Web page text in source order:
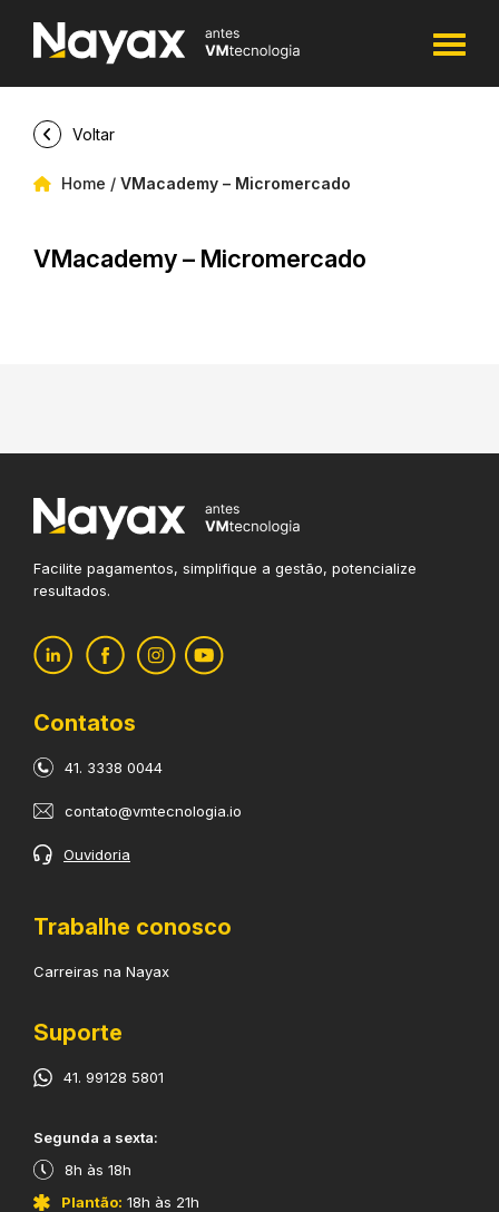
Home / VMacademy – Micromercado
Voltar
VMacademy – Micromercado
Facilite pagamentos, simplifique a gestão, potencialize
resultados.
Contatos
41. 3338 0044
contato@vmtecnologia.io
Ouvidoria
Trabalhe conosco
Carreiras na Nayax
Suporte
41. 99128 5801
​Segunda a sexta:
8h às 18h
Plantão: 18h às 21h